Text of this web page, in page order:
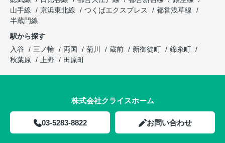
山手線
京浜東北線 つくばエクスプレス
都営浅草線
半蔵門線
駅から探す
入谷
三ノ輪 両国 菊川 蔵前 新御徒町
錦糸町
秋葉原
上野 田原町
株式会社クライスホーム
03-5283-8822 お問い合わせ